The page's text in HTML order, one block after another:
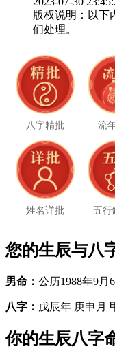
版权说明：以下
们处理。
八字精批 流
姓名详批 五行
您的生辰与八
男命： 公历1988年9月
八字： 戊辰年 庚申月
你的生辰八字